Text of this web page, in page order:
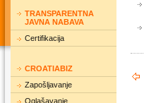
TRANSPARENTNA
JAVNA NABAVA
Certifikacija
CROATIABIZ
Zapošljavanje
Oglašavanje